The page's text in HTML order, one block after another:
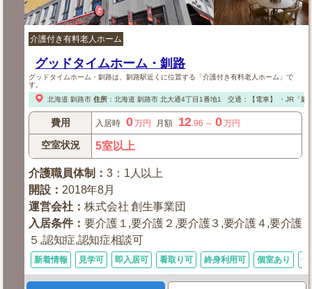
介護付き有料老人ホーム
グッドタイムホーム・釧路
グッドタイムホーム・釧路は、釧路駅近くに位置する「介護付き有料老人ホーム」で
す。
北海道 釧路市 住所： 北海道 釧路市北大通4丁目1番地1 交通：【電車】 ・JR「釧
費用 入居時 0万円 月額 12.96 ～ 0万円
空室状況 5室以上
介護職員体制 ：3：1人以上
開設 ： 2018年8月
運営会社 ：株式会社 創生事業団
入居条件：要介護１,要介護２,要介護３,要介護４,要介護
５,認知症,認知症相談可
新着情報 見学可 即入居可 看取り可 終身利用可 個室あり 体